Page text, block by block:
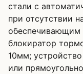
стали с
при отсутствии
обеспечивающим
блокиратор
10мм;
или